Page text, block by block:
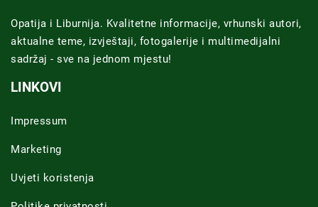
Opatija i Liburnija. Kvalitetne informacije, vrhunski autori,
aktualne teme, izvještaji, fotogalerije i multimedijalni
sadržaj - sve na jednom mjestu!
LINKOVI
Impressum
Marketing
Uvjeti koristenja